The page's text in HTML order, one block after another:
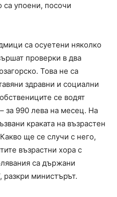
са упоени, посочи
са осуетени няколко
проверки в два
Това не са
здравни и социални
се водят
за 990 лева на месец. На
краката на възрастен
ще се случи с него,
възрастни хора с
са държани
разкри министърът.